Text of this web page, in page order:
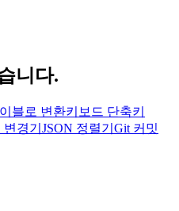
니다.
블로 변환키보드 단축키
경기 JSON 정렬기 Git 커밋